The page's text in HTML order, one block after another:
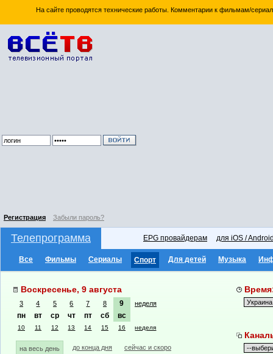
На сайте проводятся технические работы. Комментарии к фильмам/
Регистрация Забыли пароль?
Телепрограмма EPG провайдерам для iOS /
Все Фильмы Сериалы Спорт Для детей Музыка
Воскресенье, 9 августа
3 4 5 6 7 8 9 неделя
пн вт ср чт пт сб вс
10 11 12 13 14 15 16 неделя
на весь день до конца дня сейчас и скоро